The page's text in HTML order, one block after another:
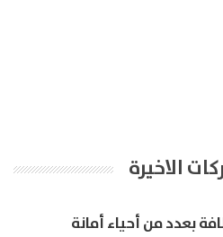
الاخيرة
بعدد من أحياء أمانة